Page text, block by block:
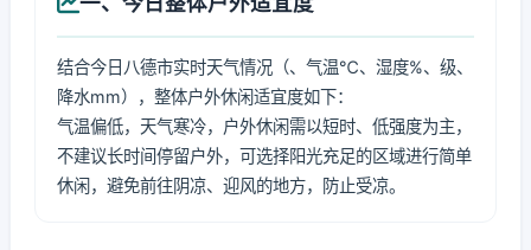
结合今日八德市实时天气情况（、气温℃、湿度%、级、
降水mm），整体户外休闲适宜度如下：
气温偏低，天气寒冷，户外休闲需以短时、低强度为主，
不建议长时间停留户外，可选择阳光充足的区域进行简单
休闲，避免前往阴凉、迎风的地方，防止受凉。